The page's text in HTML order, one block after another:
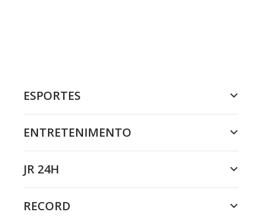
ESPORTES
ENTRETENIMENTO
JR 24H
RECORD